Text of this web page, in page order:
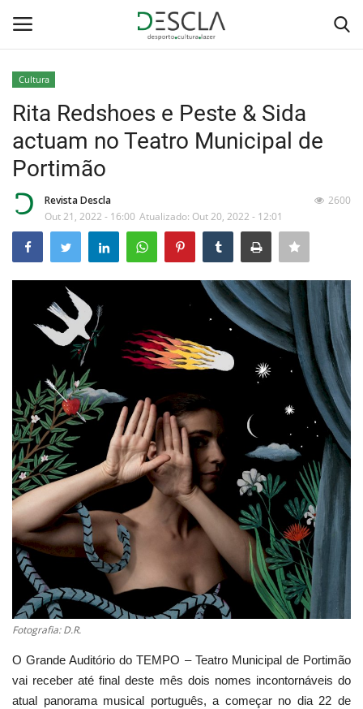
Home
Desporto
Sobre Nós
Educação
Estatuto Editorial
Saúde
Ficha técnica
Cultura
Lazer
Ambiente
Cultura
Rita Redshoes e Peste & Sida
actuam no Teatro Municipal de
Portimão
Revista Descla
Out 21, 2022 - 16:00 Atualizado: Out 20, 2022 - 12:01
2600
Fotografia: D.R.
O Grande Auditório do TEMPO – Teatro Municipal de Portimão
vai receber até final deste mês dois nomes incontornáveis do
atual panorama musical português, a começar no dia 22 de